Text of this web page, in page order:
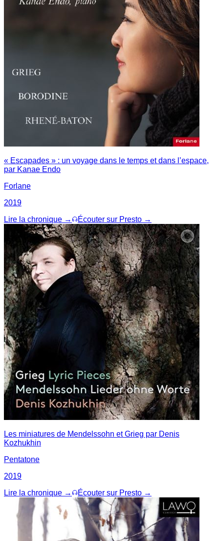
« Escapades » : un voyage dans le temps et dans l’espace,
par Kanae Endo
Forlane
2019
Lire la chronique →
Écouter sur Presto →
Les miniatures de Mendelssohn et Grieg par Denis
Kozhukhin
Pentatone
2019
Lire la chronique →
Écouter sur Presto →